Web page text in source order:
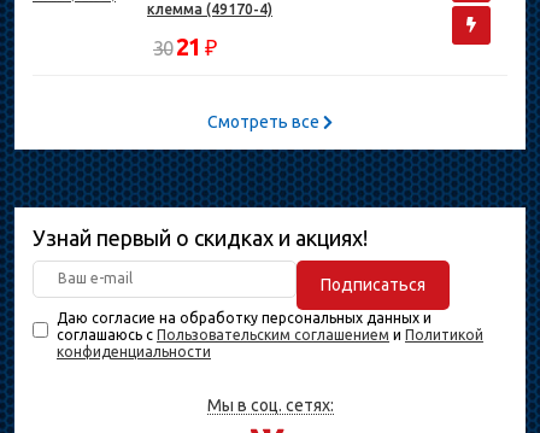
клемма (49170-4)
30 21 ₽
Смотреть все
Узнай первый о скидках и акциях!
Подписаться
Даю согласие на обработку персональных данных и
соглашаюсь с Пользовательским соглашением и Политикой
конфиденциальности
Мы в соц. сетях: